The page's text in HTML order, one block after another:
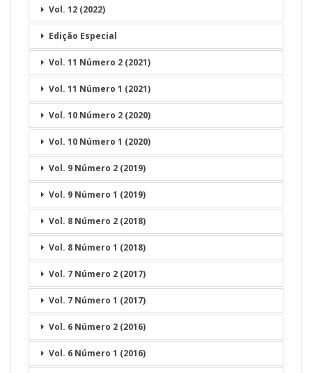
Vol. 12 (2022)
Edição Especial
Vol. 11 Número 2 (2021)
Vol. 11 Número 1 (2021)
Vol. 10 Número 2 (2020)
Vol. 10 Número 1 (2020)
Vol. 9 Número 2 (2019)
Vol. 9 Número 1 (2019)
Vol. 8 Número 2 (2018)
Vol. 8 Número 1 (2018)
Vol. 7 Número 2 (2017)
Vol. 7 Número 1 (2017)
Vol. 6 Número 2 (2016)
Vol. 6 Número 1 (2016)